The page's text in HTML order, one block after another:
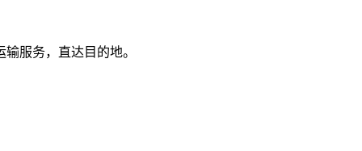
服务，直达目的地。